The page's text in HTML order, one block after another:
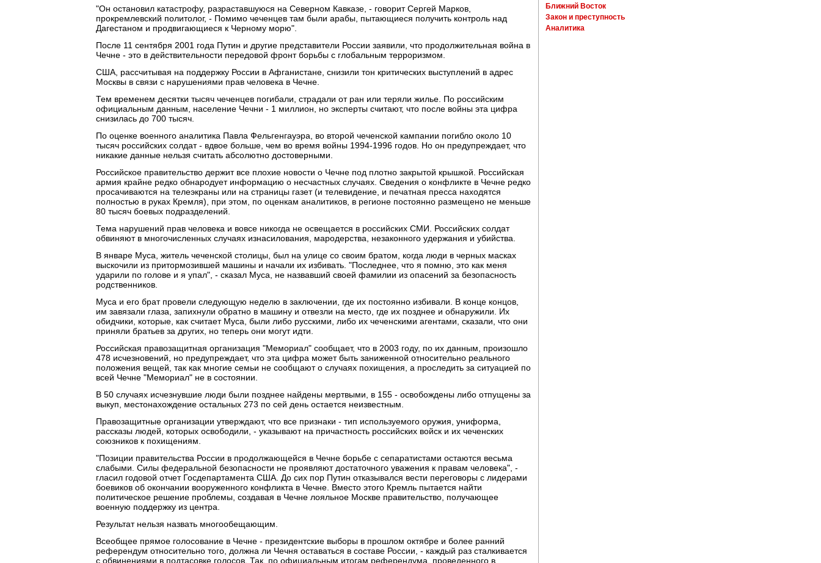
"Он остановил катастрофу, разраставшуюся на Северном Кавказе, - говорит Сергей Марков,
прокремлевский политолог, - Помимо чеченцев там были арабы, пытающиеся получить контроль над
Дагестаном и продвигающиеся к Черному морю".
После 11 сентября 2001 года Путин и другие представители России заявили, что продолжительная война в
Чечне - это в действительности передовой фронт борьбы с глобальным терроризмом.
США, рассчитывая на поддержку России в Афганистане, снизили тон критических выступлений в адрес
Москвы в связи с нарушениями прав человека в Чечне.
Тем временем десятки тысяч чеченцев погибали, страдали от ран или теряли жилье. По российским
официальным данным, население Чечни - 1 миллион, но эксперты считают, что после войны эта цифра
снизилась до 700 тысяч.
По оценке военного аналитика Павла Фельгенгауэра, во второй чеченской кампании погибло около 10
тысяч российских солдат - вдвое больше, чем во время войны 1994-1996 годов. Но он предупреждает, что
никакие данные нельзя считать абсолютно достоверными.
Российское правительство держит все плохие новости о Чечне под плотно закрытой крышкой. Российская
армия крайне редко обнародует информацию о несчастных случаях. Сведения о конфликте в Чечне редко
просачиваются на телеэкраны или на страницы газет (и телевидение, и печатная пресса находятся
полностью в руках Кремля), при этом, по оценкам аналитиков, в регионе постоянно размещено не меньше
80 тысяч боевых подразделений.
Тема нарушений прав человека и вовсе никогда не освещается в российских СМИ. Российских солдат
обвиняют в многочисленных случаях изнасилования, мародерства, незаконного удержания и убийства.
В январе Муса, житель чеченской столицы, был на улице со своим братом, когда люди в черных масках
выскочили из притормозившей машины и начали их избивать. "Последнее, что я помню, это как меня
ударили по голове и я упал", - сказал Муса, не назвавший своей фамилии из опасений за безопасность
родственников.
Муса и его брат провели следующую неделю в заключении, где их постоянно избивали. В конце концов,
им завязали глаза, запихнули обратно в машину и отвезли на место, где их позднее и обнаружили. Их
обидчики, которые, как считает Муса, были либо русскими, либо их чеченскими агентами, сказали, что они
приняли братьев за других, но теперь они могут идти.
Российская правозащитная организация "Мемориал" сообщает, что в 2003 году, по их данным, произошло
478 исчезновений, но предупреждает, что эта цифра может быть заниженной относительно реального
положения вещей, так как многие семьи не сообщают о случаях похищения, а проследить за ситуацией по
всей Чечне "Мемориал" не в состоянии.
В 50 случаях исчезнувшие люди были позднее найдены мертвыми, в 155 - освобождены либо отпущены за
выкуп, местонахождение остальных 273 по сей день остается неизвестным.
Правозащитные организации утверждают, что все признаки - тип используемого оружия, униформа,
рассказы людей, которых освободили, - указывают на причастность российских войск и их чеченских
союзников к похищениям.
"Позиции правительства России в продолжающейся в Чечне борьбе с сепаратистами остаются весьма
слабыми. Силы федеральной безопасности не проявляют достаточного уважения к правам человека", -
гласил годовой отчет Госдепартамента США. До сих пор Путин отказывался вести переговоры с лидерами
боевиков об окончании вооруженного конфликта в Чечне. Вместо этого Кремль пытается найти
политическое решение проблемы, создавая в Чечне лояльное Москве правительство, получающее
военную поддержку из центра.
Результат нельзя назвать многообещающим.
Всеобщее прямое голосование в Чечне - президентские выборы в прошлом октябре и более ранний
референдум относительно того, должна ли Чечня оставаться в составе России, - каждый раз сталкивается
с обвинениями в подтасовке голосов. Так, по официальным итогам референдума, проведенного в
Ближний Восток
Закон и преступность
Аналитика